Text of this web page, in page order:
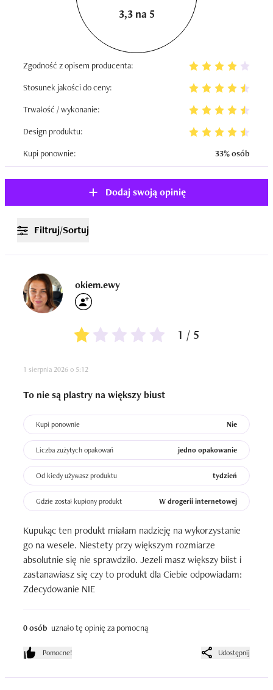
3,3 na 5
Zgodność z opisem producenta:
Stosunek jakości do ceny:
Trwałość / wykonanie:
Design produktu:
Kupi ponownie:
33% osób
Dodaj swoją opinię
Filtruj/Sortuj
okiem.ewy
1 / 5
1 sierpnia 2026 o 5:12
To nie są plastry na większy biust
Kupi ponownie Nie
Liczba zużytych opakowań jedno opakowanie
Od kiedy używasz produktu tydzień
Gdzie został kupiony produkt W drogerii internetowej
Kupukąc ten produkt miałam nadzieję na wykorzystanie
go na wesele. Niestety przy większym rozmiarze
absolutnie się nie sprawdziło. Jezeli masz większy biist i
zastanawiasz się czy to produkt dla Ciebie odpowiadam:
Zdecydowanie NIE
0 osób uznało tę opinię za pomocną
Pomocne! Udostępnij